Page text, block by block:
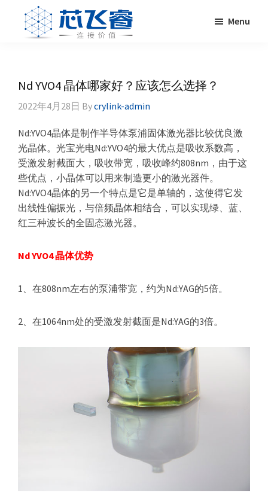
primary
primary
体，
非
性
晶
体，
调
Q
晶
体，
光
Menu
Nd YVO4 晶体哪家好？应该怎么选择？
2022年4月28日 Bycrylink-admin
Nd:YVO4晶体是制作半导体泵浦固体激光器比较优良激
光晶体。光宝光电Nd:YVO4的最大优点是吸收系数高，
受激发射截面大，吸收带宽，吸收峰约808nm，由于这
些优点，小晶体可以用来制造更小的激光器件。
Nd:YVO4晶体的另一个特点是它是单轴的，这使得它发
出线性偏振光，与倍频晶体相结合，可以实现绿、蓝、
红三种波长的全固态激光器。
Nd YVO4 晶体优势
1、在808nm左右的泵浦带宽，约为Nd:YAG的5倍。
2、在1064nm处的受激发射截面是Nd:YAG的3倍。